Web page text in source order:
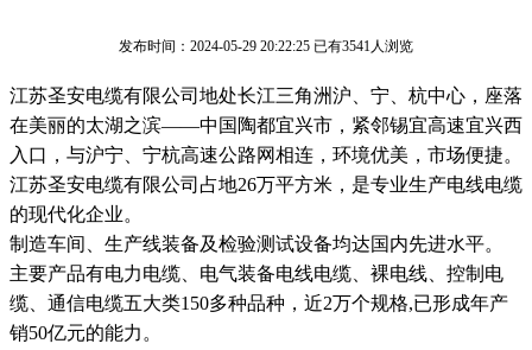
发布时间：2024-05-29 20:22:25 已有3541人浏览
江苏圣安电缆有限公司地处长江三角洲沪、宁、杭中心，座落
在美丽的太湖之滨——中国陶都宜兴市，紧邻锡宜高速宜兴西
入口，与沪宁、宁杭高速公路网相连，环境优美，市场便捷。
江苏圣安电缆有限公司占地26万平方米，是专业生产电线电缆
的现代化企业。
制造车间、生产线装备及检验测试设备均达国内先进水平。
主要产品有电力电缆、电气装备电线电缆、裸电线、控制电
缆、通信电缆五大类150多种品种，近2万个规格,已形成年产
销50亿元的能力。